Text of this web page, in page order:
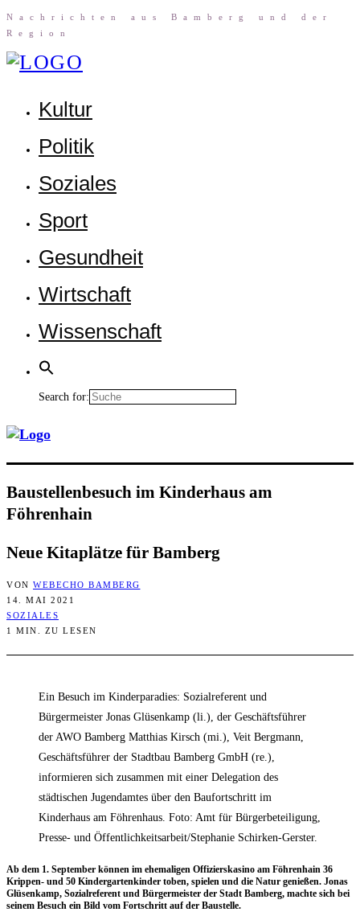
Nach­rich­ten aus Bam­berg und der
Region
Kul­tur
Poli­tik
Sozia­les
Sport
Gesund­heit
Wirt­schaft
Wis­sen­schaft
Search for:
Bau­stel­len­be­such im Kin­der­haus am
Föhrenhain
Neue Kita­plät­ze für Bamberg
VON WEBECHO BAMBERG
14. MAI 2021
SOZIALES
1 MIN. ZU LESEN
Ein Besuch im Kinderparadies: Sozialreferent und
Bürgermeister Jonas Glüsenkamp (li.), der Geschäftsführer
der AWO Bamberg Matthias Kirsch (mi.), Veit Bergmann,
Geschäftsführer der Stadtbau Bamberg GmbH (re.),
informieren sich zusammen mit einer Delegation des
städtischen Jugendamtes über den Baufortschritt im
Kinderhaus am Föhrenhaus. Foto: Amt für Bürgerbeteiligung,
Presse- und Öffentlichkeitsarbeit/Stephanie Schirken-Gerster.
Ab dem 1. Sep­tem­ber kön­nen im ehe­ma­li­gen Offi­ziers­ka­si­no am Föh­ren­hain 36
Krip­pen- und 50 Kin­der­gar­ten­kin­der toben, spie­len und die Natur genie­ßen. Jonas
Glüsen­kamp, Sozi­al­re­fe­rent und Bür­ger­meis­ter der Stadt Bam­berg, mach­te sich bei
sei­nem Besuch ein Bild vom Fort­schritt auf der Baustelle.